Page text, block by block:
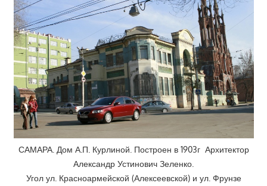
САМАРА. Дом А.П. Курлиной. Построен в 1903г Архитектор
Александр Устинович Зеленко.
Угол ул. Красноармейской (Алексеевской) и ул. Фрунзе